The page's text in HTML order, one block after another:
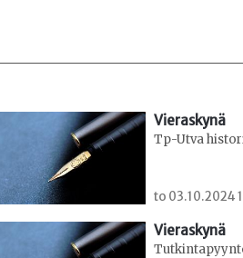
Vieraskynä
Tp-Utva
to 03.10.2024
Vieraskynä